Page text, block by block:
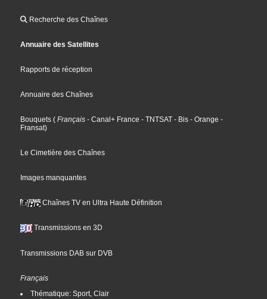
Recherche des Chaînes
Annuaire des Satellites
Rapports de réception
Annuaire des Chaînes
Bouquets ( Français - Canal+ France - TNTSAT - Bis - Orange -
Fransat)
Le Cimetière des Chaînes
Images manquantes
Chaînes TV en Ultra Haute Définition
Transmissions en 3D
Transmissions DAB sur DVB
Français
Thématique: Sport, Clair